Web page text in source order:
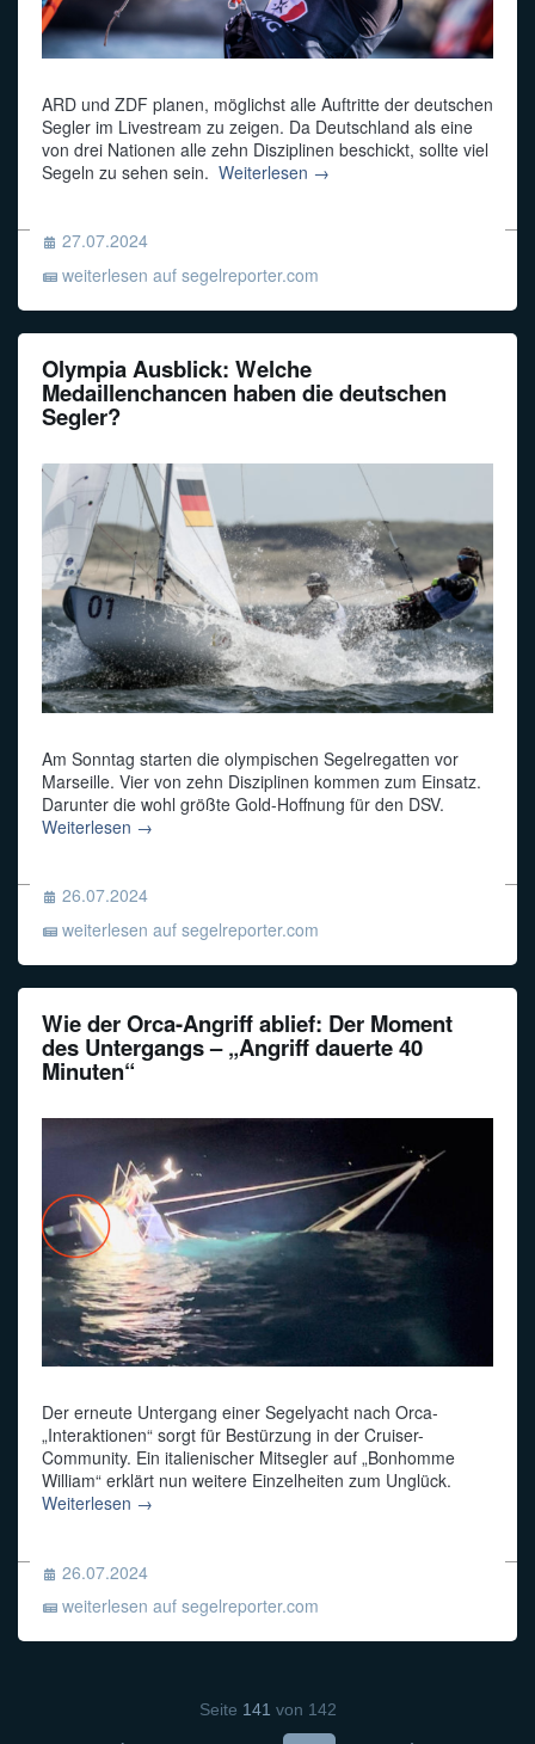
ARD und ZDF planen, möglichst alle Auftritte der deutschen
Segler im Livestream zu zeigen. Da Deutschland als eine
von drei Nationen alle zehn Disziplinen beschickt, sollte viel
Segeln zu sehen sein. Weiterlesen →
27.07.2024
weiterlesen auf segelreporter.com
Olympia Ausblick: Welche
Medaillenchancen haben die deutschen
Segler?
Am Sonntag starten die olympischen Segelregatten vor
Marseille. Vier von zehn Disziplinen kommen zum Einsatz.
Darunter die wohl größte Gold-Hoffnung für den DSV.
Weiterlesen →
26.07.2024
weiterlesen auf segelreporter.com
Wie der Orca-Angriff ablief: Der Moment
des Untergangs – „Angriff dauerte 40
Minuten“
Der erneute Untergang einer Segelyacht nach Orca-
„Interaktionen“ sorgt für Bestürzung in der Cruiser-
Community. Ein italienischer Mitsegler auf „Bonhomme
William“ erklärt nun weitere Einzelheiten zum Unglück.
Weiterlesen →
26.07.2024
weiterlesen auf segelreporter.com
Seite 141 von 142